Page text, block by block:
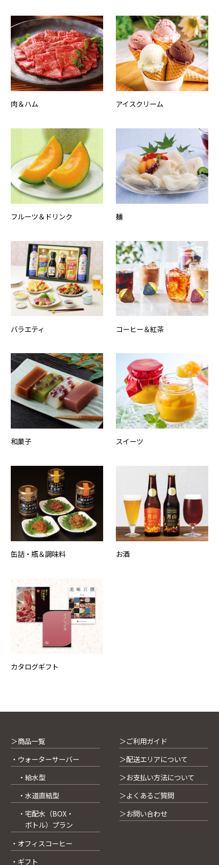
肉＆ハム アイスクリーム
フルーツ＆ドリンク 麺
バラエティ コーヒー＆紅茶
和菓子 スイーツ
缶詰・瓶＆調味料 お酒
カタログギフト
＞商品一覧
・ウォーターサーバー
・給水型
・水道直結型
・宅配水（BOX・
ボトル）プラン
・オフィスコーヒー
・ギフト
＞ご利用ガイド
＞配送エリアについて
＞お支払い方法について
＞よくあるご質問
＞お問い合わせ